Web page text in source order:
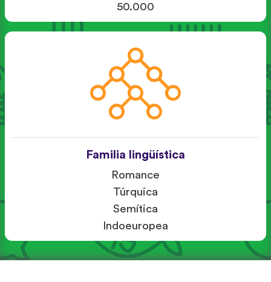
50.000
Familia lingüística
Romance
Túrquica
Semítica
Indoeuropea